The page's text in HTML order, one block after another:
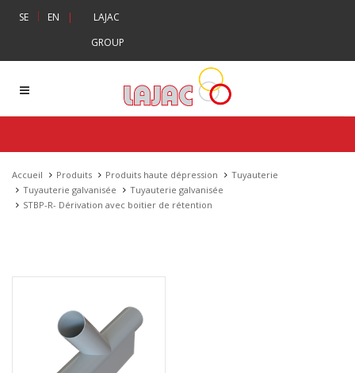
SE | EN |
LAJAC
GROUP
Accueil Produits Produits haute dépression
Tuyauterie
Tuyauterie galvanisée
Tuyauterie galvanisée
STBP-R- Dérivation avec boitier de rétention